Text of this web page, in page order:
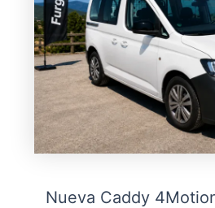
Nueva Caddy